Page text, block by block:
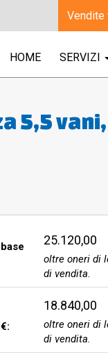
HOME SERVIZI
5,5
che
di
di ca.
25.120,00
oltre oneri di
di vendita.
18.840,00
oltre oneri di
di vendita.
Vendite